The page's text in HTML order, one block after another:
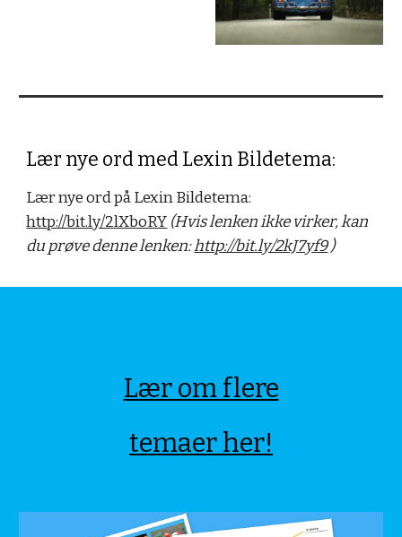
Lær nye ord med Lexin Bildetema:
http://bit.ly/2lXboRY (Hvis lenken ikke virker, kan
du prøve denne lenken: http://bit.ly/2kJ7yf9 )
Lær om flere
temaer her!